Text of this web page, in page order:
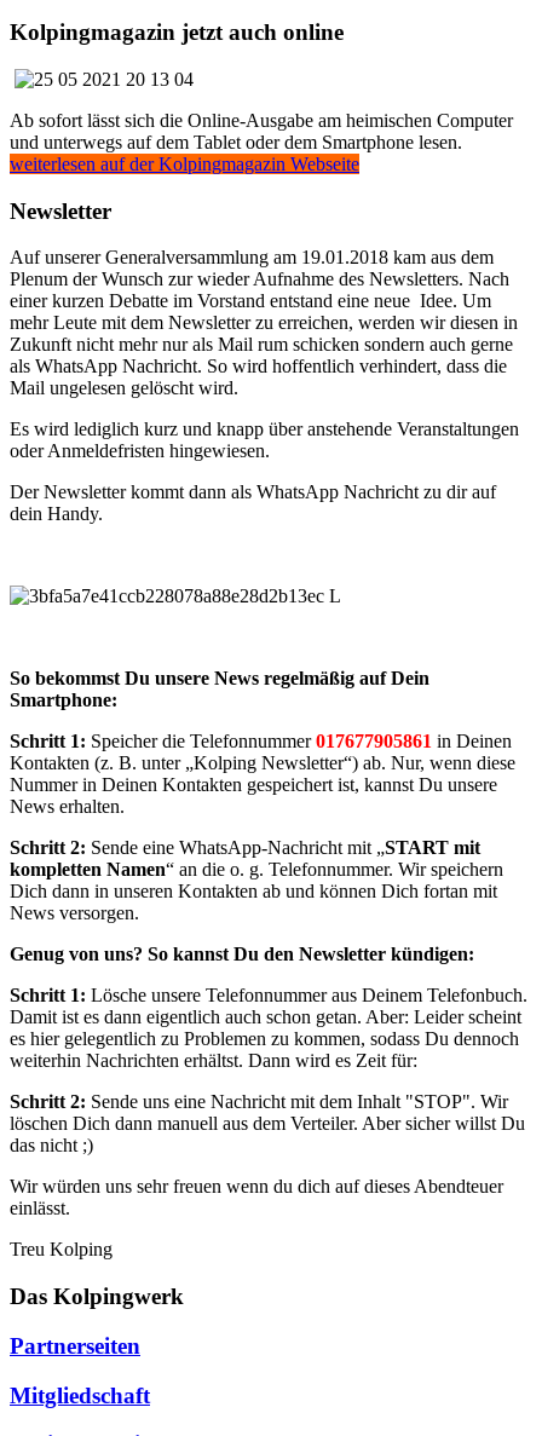
Kolpingmagazin jetzt auch online
Ab sofort lässt sich die Online-Ausgabe am heimischen Computer
und unterwegs auf dem Tablet oder dem Smartphone lesen.
weiterlesen auf der Kolpingmagazin Webseite
Newsletter
Auf unserer Generalversammlung am 19.01.2018 kam aus dem
Plenum der Wunsch zur wieder Aufnahme des Newsletters. Nach
einer kurzen Debatte im Vorstand entstand eine neue Idee. Um
mehr Leute mit dem Newsletter zu erreichen, werden wir diesen in
Zukunft nicht mehr nur als Mail rum schicken sondern auch gerne
als WhatsApp Nachricht. So wird hoffentlich verhindert, dass die
Mail ungelesen gelöscht wird.
Es wird lediglich kurz und knapp über anstehende Veranstaltungen
oder Anmeldefristen hingewiesen.
Der Newsletter kommt dann als WhatsApp Nachricht zu dir auf
dein Handy.
So bekommst Du unsere News regelmäßig auf Dein
Smartphone:
Schritt 1: Speicher die Telefonnummer017677905861 in Deinen
Kontakten (z. B. unter „Kolping Newsletter“) ab. Nur, wenn diese
Nummer in Deinen Kontakten gespeichert ist, kannst Du unsere
News erhalten.
Schritt 2: Sende eine WhatsApp-Nachricht mit „START mit
kompletten Namen“ an die o. g. Telefonnummer. Wir speichern
Dich dann in unseren Kontakten ab und können Dich fortan mit
News versorgen.
Genug von uns? So kannst Du den Newsletter kündigen:
Schritt 1: Lösche unsere Telefonnummer aus Deinem Telefonbuch.
Damit ist es dann eigentlich auch schon getan. Aber: Leider scheint
es hier gelegentlich zu Problemen zu kommen, sodass Du dennoch
weiterhin Nachrichten erhältst. Dann wird es Zeit für:
Schritt 2: Sende uns eine Nachricht mit dem Inhalt "STOP". Wir
löschen Dich dann manuell aus dem Verteiler. Aber sicher willst Du
das nicht ;)
Wir würden uns sehr freuen wenn du dich auf dieses Abendteuer
einlässt.
Treu Kolping
Das Kolpingwerk
Partnerseiten
Mitgliedschaft